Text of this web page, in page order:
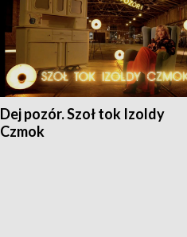
Dej pozór. Szoł tok Izoldy
Czmok